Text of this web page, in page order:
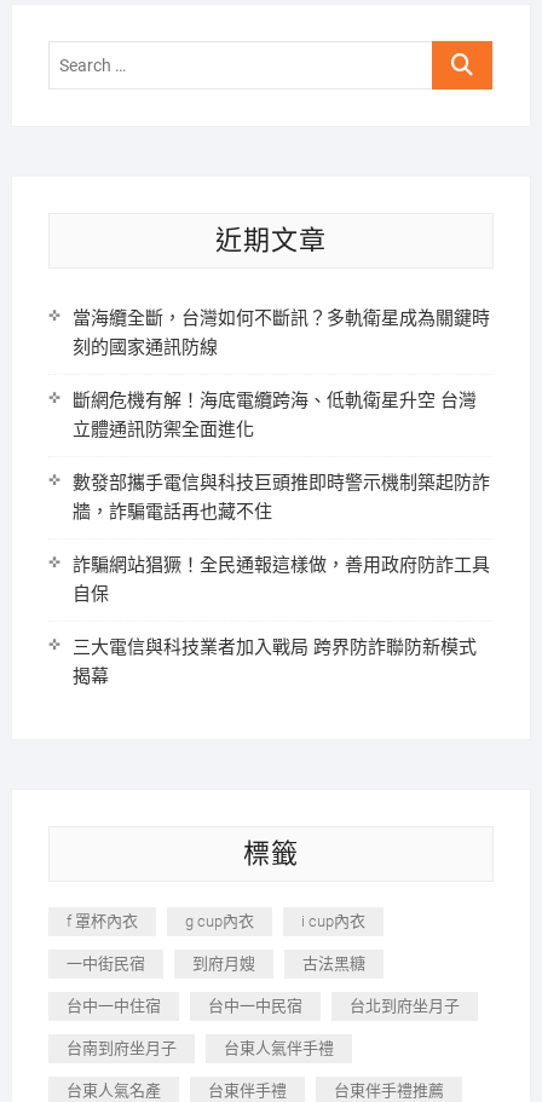
Search
近期文章
當海纜全斷，台灣如何不斷訊？多軌衛星成為關鍵時
刻的國家通訊防線
斷網危機有解！海底電纜跨海、低軌衛星升空 台灣
立體通訊防禦全面進化
數發部攜手電信與科技巨頭推即時警示機制築起防詐
牆，詐騙電話再也藏不住
詐騙網站猖獗！全民通報這樣做，善用政府防詐工具
自保
三大電信與科技業者加入戰局 跨界防詐聯防新模式
揭幕
標籤
f 罩杯內衣 g cup內衣 i cup內衣
一中街民宿 到府月嫂 古法黑糖
台中一中住宿 台中一中民宿 台北到府坐月子
台南到府坐月子 台東人氣伴手禮
台東人氣名產 台東伴手禮 台東伴手禮推薦